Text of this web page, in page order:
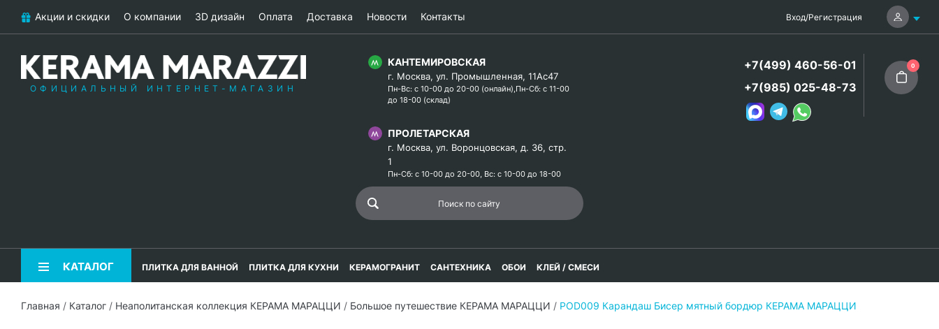
Акции и скидки О компании 3D дизайн Оплата Доставка Новости Контакты Вход/Регистрация
ОФИЦИАЛЬНЫЙ ИНТЕРНЕТ-МАГАЗИН
КАНТЕМИРОВСКАЯ
г. Москва, ул. Промышленная, 11Ас47
Пн-Вс: с 10-00 до 20-00 (онлайн),Пн-Сб: с 11-00
до 18-00 (склад)
ПРОЛЕТАРСКАЯ
г. Москва, ул. Воронцовская, д. 36, стр.
1
Пн-Сб: с 10-00 до 20-00, Вс: с 10-00 до 18-00
+7(499) 460-56-01
+7(985) 025-48-73
0
КАТАЛОГ ПЛИТКА ДЛЯ ВАННОЙ ПЛИТКА ДЛЯ КУХНИ КЕРАМОГРАНИТ САНТЕХНИКА ОБОИ КЛЕЙ / СМЕСИ
Главная / Каталог / Неаполитанская коллекция КЕРАМА МАРАЦЦИ / Большое путешествие КЕРАМА МАРАЦЦИ / POD009 Карандаш Бисер мятный бордюр КЕРАМА МАРАЦЦИ